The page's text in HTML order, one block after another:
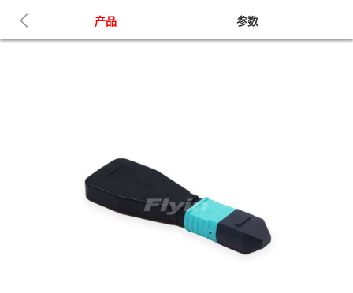
产品 参数